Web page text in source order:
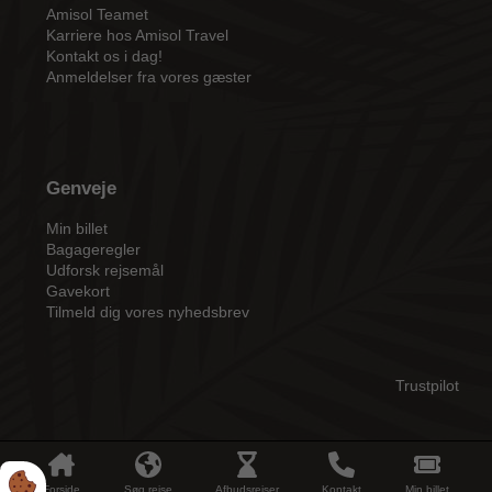
bagage stå i aflåst område i receptionen og du er
velkommen til at benytte dig af hotellets fælles faciliteter.
Pension (mad/drikke) stopper samtidig med check ud.
Man kan mod ekstra betaling til receptionen tilkøbe ”sen
Amisol Teamet
Karriere hos Amisol Travel
Kontakt os i dag!
Anmeldelser fra vores gæster
Genveje
Min billet
Bagageregler
Udforsk rejsemål
Gavekort
Tilmeld dig vores nyhedsbrev
Trustpilot
2026 Amisol Travel
Forside Søg rejse Afbudsrejser Kontakt Min billet